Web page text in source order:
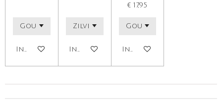
In winkelwagenIn winkelwagen
€ 17,95
In winkelwagen